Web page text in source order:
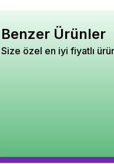
Benzer Ürünler
Size özel en iyi fiyatlı